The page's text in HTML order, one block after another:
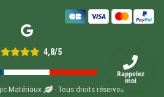
4,8/5
Matériaux - Tous droits réservés
Rappelez
moi